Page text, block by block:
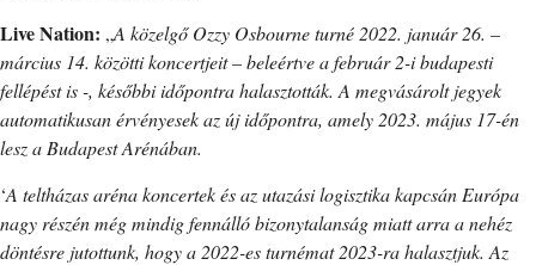
Live Nation: „A közelgő Ozzy Osbourne turné 2022. január 26. –
március 14. közötti koncertjeit – beleértve a február 2-i budapesti
fellépést is -, későbbi időpontra halasztották. A megvásárolt jegyek
automatikusan érvényesek az új időpontra, amely 2023. május 17-én
lesz a Budapest Arénában.
‘A teltházas aréna koncertek és az utazási logisztika kapcsán Európa
nagy részén még mindig fennálló bizonytalanság miatt arra a nehéz
döntésre jutottunk, hogy a 2022-es turnémat 2023-ra halasztjuk. Az